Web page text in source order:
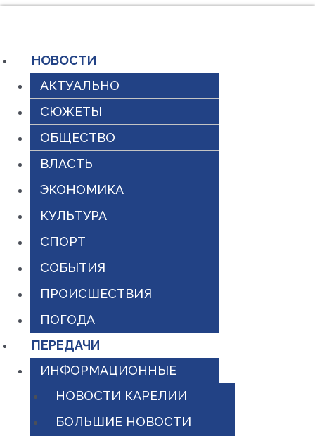
содержимому
НОВОСТИ
АКТУАЛЬНО
СЮЖЕТЫ
ОБЩЕСТВО
ВЛАСТЬ
ЭКОНОМИКА
КУЛЬТУРА
СПОРТ
СОБЫТИЯ
ПРОИСШЕСТВИЯ
ПОГОДА
ПЕРЕДАЧИ
ИНФОРМАЦИОННЫЕ
НОВОСТИ КАРЕЛИИ
БОЛЬШИЕ НОВОСТИ